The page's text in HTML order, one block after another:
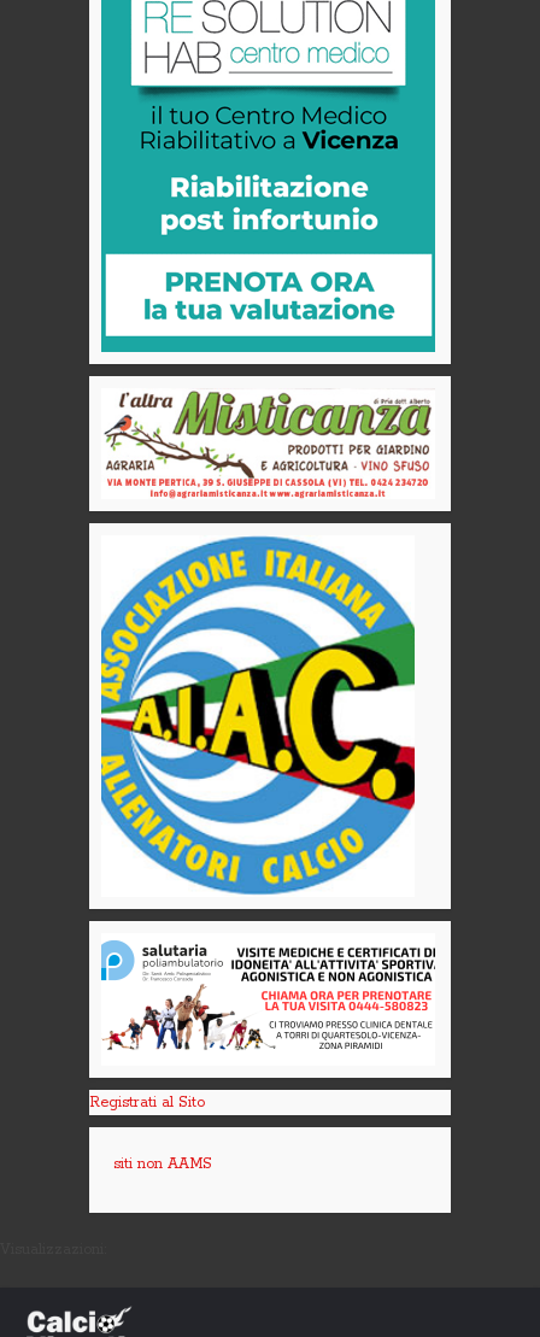
Registrati al Sito
siti non AAMS